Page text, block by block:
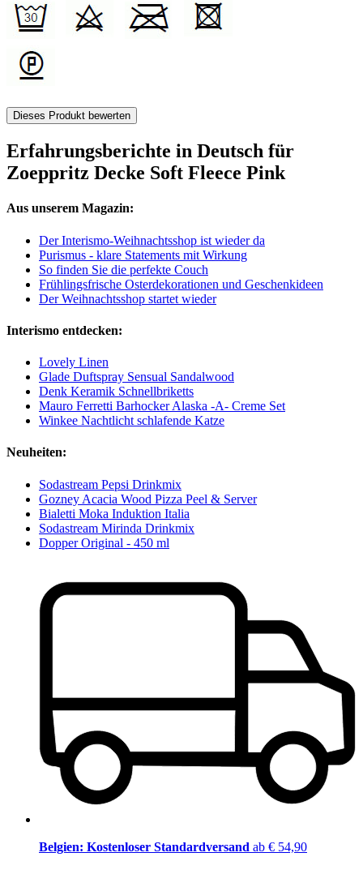
Dieses Produkt bewerten
Erfahrungsberichte in Deutsch für
Zoeppritz Decke Soft Fleece Pink
Aus unserem Magazin:
Der Interismo-Weihnachtsshop ist wieder da
Purismus - klare Statements mit Wirkung
So finden Sie die perfekte Couch
Frühlingsfrische Osterdekorationen und Geschenkideen
Der Weihnachtsshop startet wieder
Interismo entdecken:
Lovely Linen
Glade Duftspray Sensual Sandalwood
Denk Keramik Schnellbriketts
Mauro Ferretti Barhocker Alaska -A- Creme Set
Winkee Nachtlicht schlafende Katze
Neuheiten:
Sodastream Pepsi Drinkmix
Gozney Acacia Wood Pizza Peel & Server
Bialetti Moka Induktion Italia
Sodastream Mirinda Drinkmix
Dopper Original - 450 ml
Belgien: Kostenloser Standardversand ab € 54,90